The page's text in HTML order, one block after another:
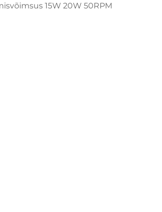
15W 20W 50RPM